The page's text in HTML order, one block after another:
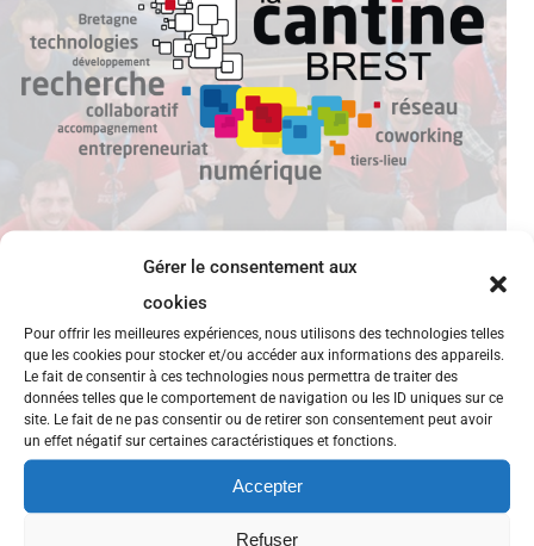
Gérer le consentement aux
cookies
Pour offrir les meilleures expériences, nous utilisons des technologies telles
que les cookies pour stocker et/ou accéder aux informations des appareils.
Le fait de consentir à ces technologies nous permettra de traiter des
données telles que le comportement de navigation ou les ID uniques sur ce
site. Le fait de ne pas consentir ou de retirer son consentement peut avoir
un effet négatif sur certaines caractéristiques et fonctions.
Accepter
Refuser
Proposition de thèse: Usages collectifs
du numérique et circuits-courts de la
culture
Le groupement d’intérêt scientifique M@rsouin
recherche des candidats pour une thèse sur le thème:
usages collectifs du numérique et circuits-courts de la